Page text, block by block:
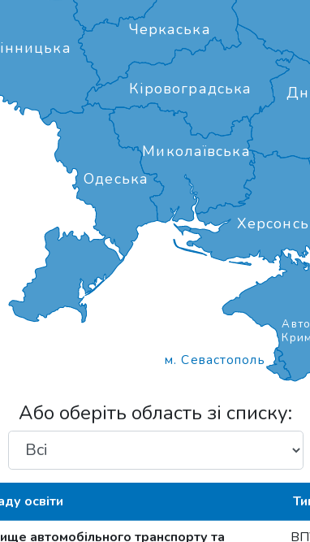
Кіровоградська
Миколаївська
Одеська
Черкаська
Крим
м. Севастополь
Або оберіть область зі списку:
освіти
автомобільного транспорту та